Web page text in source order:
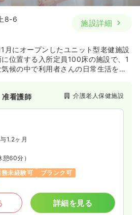
8-6
施設詳細
にオープンしたユニット型老健施設
位置する入所定員100床の施設で、1
候の中で利用者さんの日常生活をサ
准看護師 介護老人保健施設
1.2ヶ月
憩60分）
未経験可
ブランク可
詳細を見る